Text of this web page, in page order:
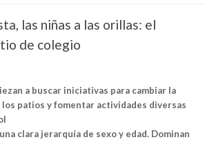
las niñas a las orillas: el
de colegio
a buscar iniciativas para cambiar la
patios y fomentar actividades diversas
clara jerarquía de sexo y edad. Dominan